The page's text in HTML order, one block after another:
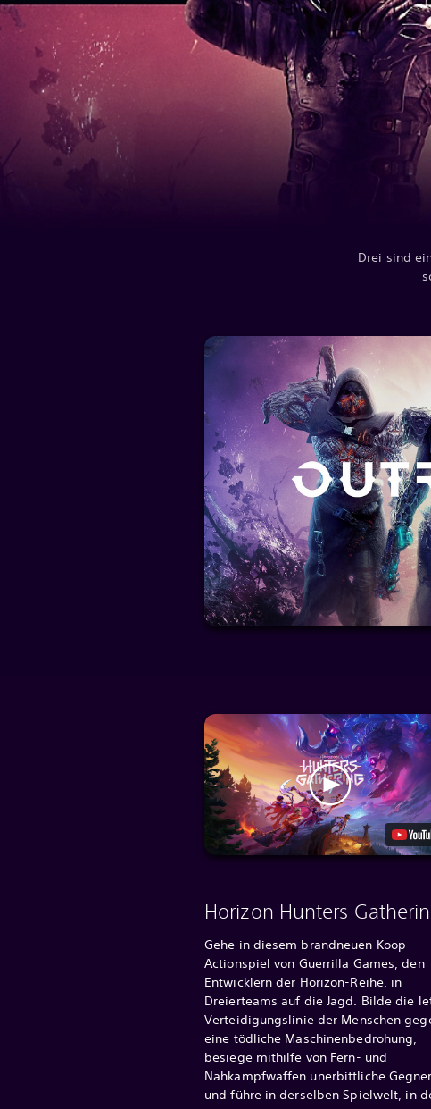
Drei sind
Horizon Hunters
Gehe in diesem brandneuen Koop-
Actionspiel von Guerrilla Games, den
Entwicklern der Horizon-Reihe, in
Dreierteams auf die Jagd. Bilde die
Verteidigungslinie der Menschen
eine tödliche Maschinenbedrohung,
besiege mithilfe von Fern- und
Nahkampfwaffen unerbittliche Gegner
und führe in derselben Spielwelt, in